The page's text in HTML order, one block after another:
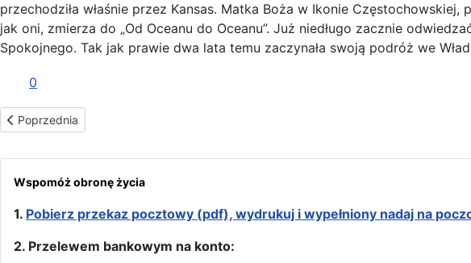
przechodziła właśnie przez Kansas. Matka Boża w Ikonie Częstochowskiej,
jak oni, zmierza do „Od Oceanu do Oceanu”. Już niedługo zacznie
Spokojnego. Tak jak prawie dwa lata temu zaczynała swoją podróż we
0
Poprzednia strona: Wielki Tydzień – wizyta w Polskiej Misji w Brampton, Kanada
Poprzednia
Wspomóż obronę życia
1. Pobierz przekaz pocztowy (pdf), wydrukuj i wypełniony nadaj na
2. Przelewem bankowym na konto: